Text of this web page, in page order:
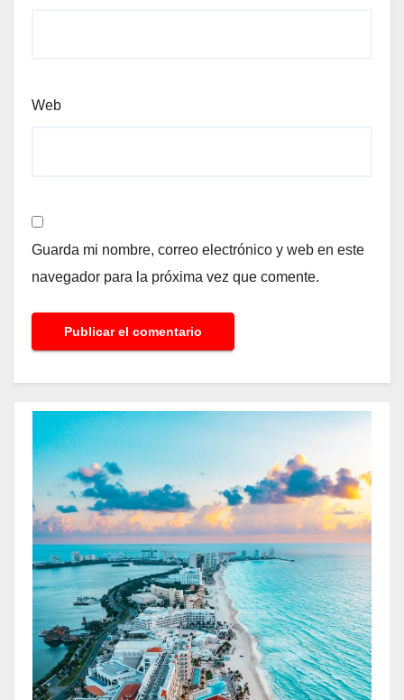
Web
Guarda mi nombre, correo electrónico y web en este
navegador para la próxima vez que comente.